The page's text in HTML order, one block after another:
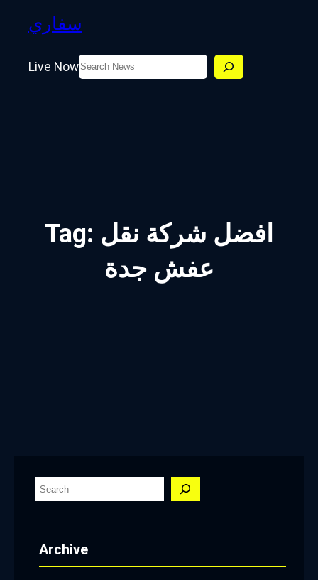
سفاري
Live NowSearch
Tag: افضل شركة نقل
عفش جدة
S
rArchive